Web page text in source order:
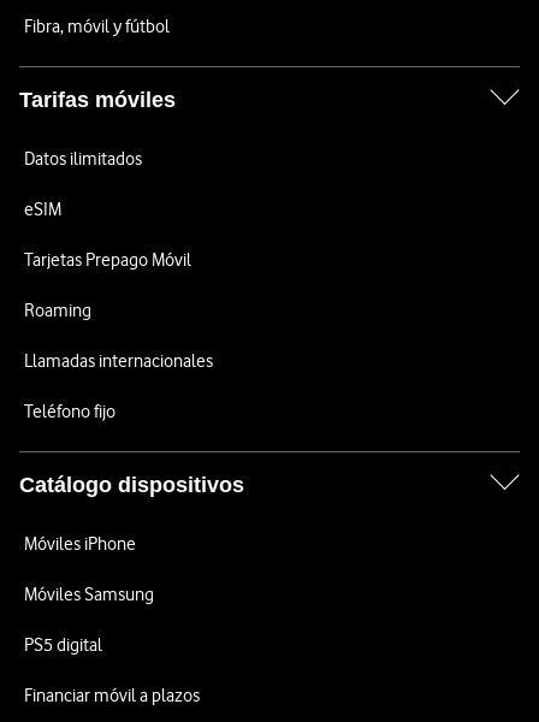
Fibra, móvil y fútbol
Tarifas móviles
Datos ilimitados
eSIM
Tarjetas Prepago Móvil
Roaming
Llamadas internacionales
Teléfono fijo
Catálogo dispositivos
Móviles iPhone
Móviles Samsung
PS5 digital
Financiar móvil a plazos